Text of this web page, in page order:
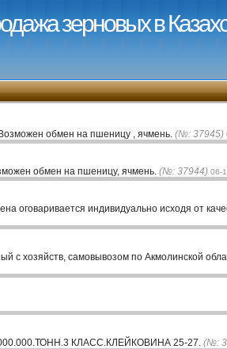
зерновых в
обмен на пшеницу , ячмень. (№: 37945)
обмен на пшеницу, ячмень. (№: 37944) 06-
оговаривается индивидуально исходя от
с хозяйств, самовывозом по Акмолинской
КЛАСС.КЛЕЙКОВИНА 25-27. (№: